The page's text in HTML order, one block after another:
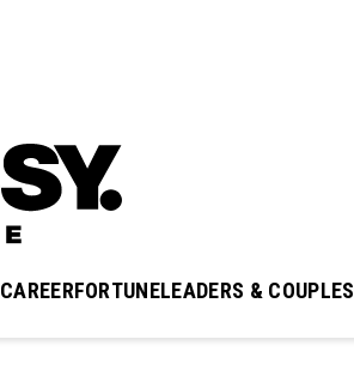
CAREERFORTUNELEADERS & COUPLES